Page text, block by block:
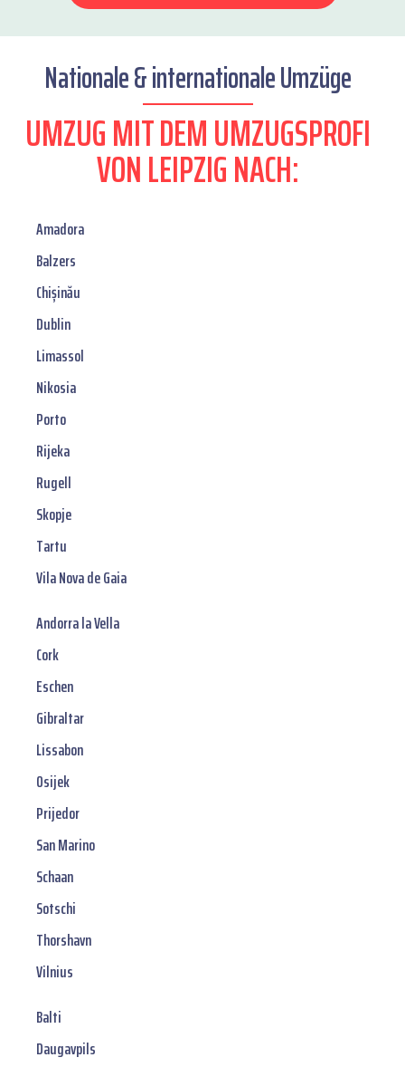
Nationale & internationale Umzüge
UMZUG MIT DEM UMZUGSPROFI
VON LEIPZIG NACH:
Amadora
Balzers
Chișinău
Dublin
Limassol
Nikosia
Porto
Rijeka
Rugell
Skopje
Tartu
Vila Nova de Gaia
Andorra la Vella
Cork
Eschen
Gibraltar
Lissabon
Osijek
Prijedor
San Marino
Schaan
Sotschi
Thorshavn
Vilnius
Balti
Daugavpils